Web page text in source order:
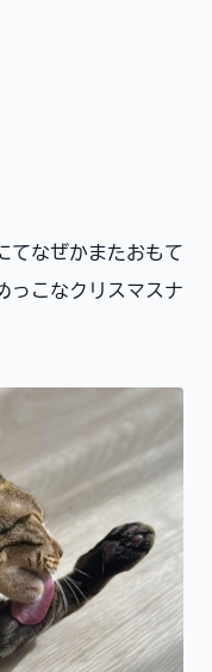
てなぜかまたおもて
っこなクリスマスナ